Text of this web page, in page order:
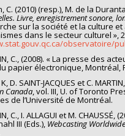
C. (2010) (resp.), M. de la
Livre, enregistrement sonore,
sur la société et la culture
dans le secteur culturel »,
observatoire/
C., (2008). « La presse des
papier électronique, Montréal,
K, D. SAINT-JACQUES et C.
Canada, vol. III, U. of Toronto
de l’Université de Montréal.
C., I. ALLAGUI et M.
III (Eds.), Webcasting